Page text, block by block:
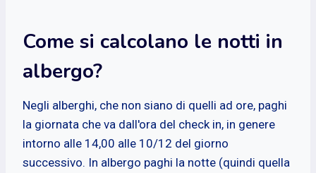
Come si calcolano le notti in
albergo?
Negli alberghi, che non siano di quelli ad ore, paghi
la giornata che va dall'ora del check in, in genere
intorno alle 14,00 alle 10/12 del giorno
successivo. In albergo paghi la notte (quindi quella